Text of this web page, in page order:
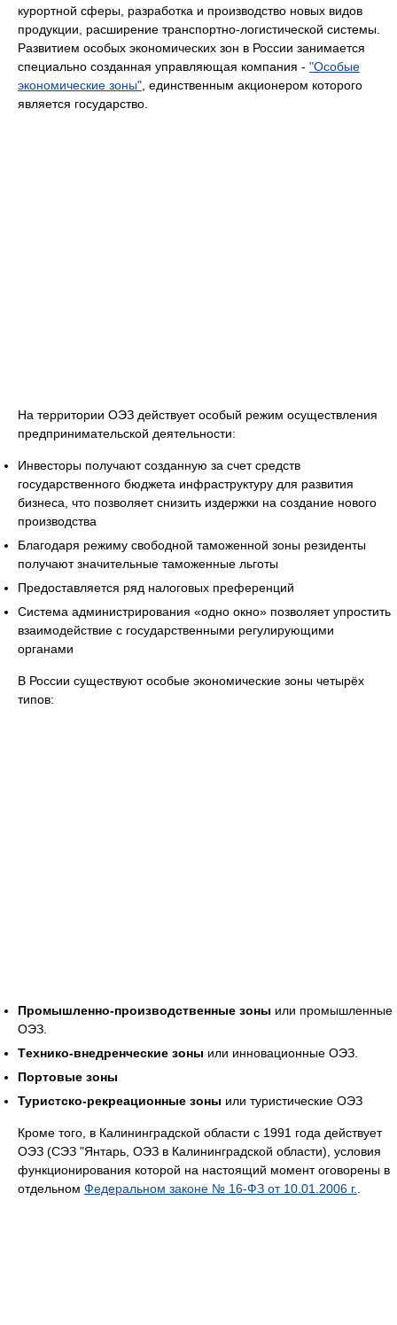
курортной сферы, разработка и производство новых видов
продукции, расширение транспортно-логистической системы.
Развитием особых экономических зон в России занимается
специально созданная управляющая компания - "Особые
экономические зоны" , единственным акционером которого
является государство.
На территории ОЭЗ действует особый режим осуществления
предпринимательской деятельности:
Инвесторы получают созданную за счет средств
государственного бюджета инфраструктуру для развития
бизнеса, что позволяет снизить издержки на создание нового
производства
Благодаря режиму свободной таможенной зоны резиденты
получают значительные таможенные льготы
Предоставляется ряд налоговых преференций
Система администрирования «одно окно» позволяет упростить
взаимодействие с государственными регулирующими
органами
В России существуют особые экономические зоны четырёх
типов:
Промышленно-производственные зоны или промышленные
ОЭЗ.
Tехнико-внедренческие зоны или инновационные ОЭЗ.
Портовые зоны
Туристско-рекреационные зоны или туристические ОЭЗ
Кроме того, в Калининградской области с 1991 года действует
ОЭЗ (СЭЗ "Янтарь, ОЭЗ в Калининградской области), условия
функционирования которой на настоящий момент оговорены в
отдельном Федеральном законе № 16-ФЗ от 10.01.2006 г.